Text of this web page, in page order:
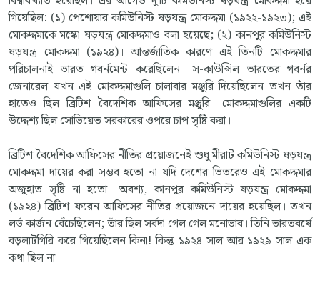
গিয়েছিল: (১) পেশোয়ার কমিউনিস্ট ষড়যন্ত্র মোকদ্দমা (১৯২২-১৯২৩); এই
মোকদ্দমাকে মস্কো ষড়যন্ত্র মোকদ্দমাও বলা হয়েছে; (২) কানপুর কমিউনিস্ট
ষড়যন্ত্র মোকদ্দমা (১৯২৪)। আন্তর্জাতিক কারণে এই তিনটি মোকদ্দমার
পরিচালনাই ভারত গবর্নমেন্ট করেছিলেন। স-কাউন্সিল ভারতের গবর্নর
জেনারেল যখন এই মোকদ্দমাগুলি চালাবার মঞ্জুরি দিয়েছিলেন তখন তাঁর
হাতেও ছিল ব্রিটিশ বৈদেশিক আফিসের মঞ্জুরি। মোকদ্দমাগুলির একটি
উদ্দেশ্য ছিল সোভিয়েত সরকারের ওপরে চাপ সৃষ্টি করা।
ব্রিটিশ বৈদেশিক আফিসের নীতির প্রয়োজনেই শুধু মীরাট কমিউনিস্ট ষড়যন্ত্র
মোকদ্দমা দায়ের করা সম্ভব হতো না যদি দেশের ভিতরেও এই মোকদ্দমার
অজুহাত সৃষ্টি না হতো। অবশ্য, কানপুর কমিউনিস্ট ষড়যন্ত্র মোকদ্দমা
(১৯২৪) ব্রিটিশ ফরেন আফিসের নীতির প্রয়োজনে দায়ের হয়েছিল। তখন
লর্ড কার্জন বেঁচেছিলেন; তাঁর ছিল সর্বদা গেল গেল মনোভাব। তিনি ভারতবর্ষে
বড়লাটগিরি করে গিয়েছিলেন কিনা! কিন্তু ১৯২৪ সাল আর ১৯২৯ সাল এক
কথা ছিল না।